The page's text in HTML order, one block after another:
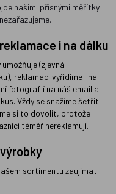
našimi přísnými měřítky
i na dálku
(zjevná
reklamaci vyřídíme i na
fotografií na náš email a
Vždy se snažíme šetřit
si to dovolit, protože
téměř nereklamují.
sortimentu zaujímat